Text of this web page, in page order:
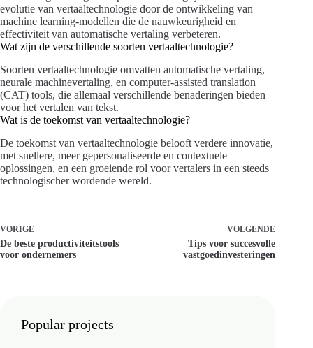
evolutie van vertaaltechnologie door de ontwikkeling van
machine learning-modellen die de nauwkeurigheid en
effectiviteit van automatische vertaling verbeteren.
Wat zijn de verschillende soorten vertaaltechnologie?
Soorten vertaaltechnologie omvatten automatische vertaling,
neurale machinevertaling, en computer-assisted translation
(CAT) tools, die allemaal verschillende benaderingen bieden
voor het vertalen van tekst.
Wat is de toekomst van vertaaltechnologie?
De toekomst van vertaaltechnologie belooft verdere innovatie,
met snellere, meer gepersonaliseerde en contextuele
oplossingen, en een groeiende rol voor vertalers in een steeds
technologischer wordende wereld.
VORIGE
De beste productiviteitstools
voor ondernemers
VOLGENDE
Tips voor succesvolle
vastgoedinvesteringen
Popular projects